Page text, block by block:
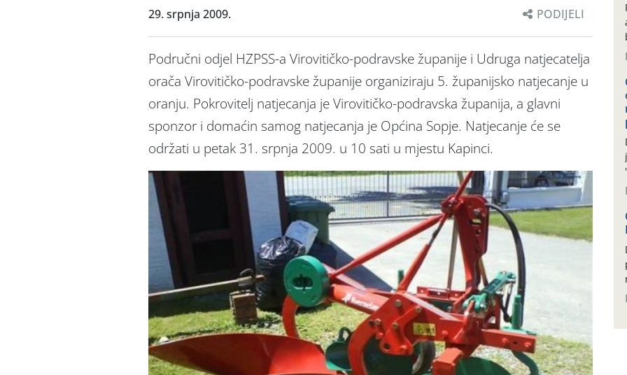
29. srpnja 2009. PODIJELI
Područni odjel HZPSS-a Virovitičko-podravske županije i Udruga natjecatelja
orača Virovitičko-podravske županije organiziraju 5. županijsko natjecanje u
oranju. Pokrovitelj natjecanja je Virovitičko-podravska županija, a glavni
sponzor i domaćin samog natjecanja je Općina Sopje. Natjecanje će se
održati u petak 31. srpnja 2009. u 10 sati u mjestu Kapinci.